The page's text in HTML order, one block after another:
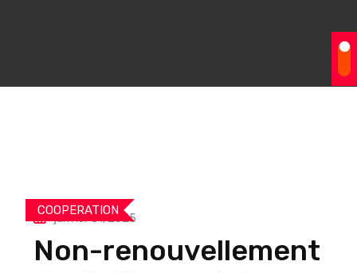
COOPERATION
janvier 31, 2025
Non-renouvellement